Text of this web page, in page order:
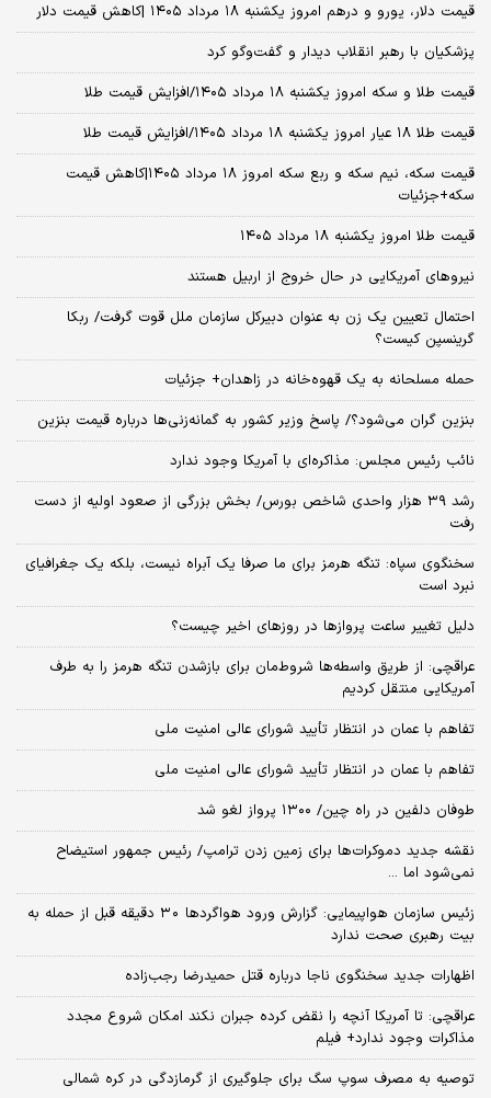
قیمت دلار، یورو و درهم امروز یکشنبه ۱۸ مرداد ۱۴۰۵ |کاهش قیمت دلار
پزشکیان با رهبر انقلاب دیدار و گفت‌وگو کرد
قیمت طلا و سکه امروز یکشنبه ۱۸ مرداد ۱۴۰۵/افزایش قیمت طلا
قیمت طلا ۱۸ عیار امروز یکشنبه ۱۸ مرداد ۱۴۰۵/افزایش قیمت طلا
قیمت سکه، نیم سکه و ربع سکه امروز ۱۸ مرداد ۱۴۰۵|کاهش قیمت
سکه+جزئیات
قیمت طلا امروز یکشنبه ۱۸ مرداد ۱۴۰۵
نیروهای آمریکایی در حال خروج از اربیل هستند
احتمال تعیین یک زن به عنوان دبیرکل سازمان ملل قوت گرفت/ ربکا
گرینسپن کیست؟
حمله مسلحانه به یک قهوه‌خانه در زاهدان+ جزئیات
بنزین گران می‌شود؟/ پاسخ وزیر کشور به گمانه‌زنی‌ها درباره قیمت بنزین
نائب رئیس مجلس: مذاکره‌ای با آمریکا وجود ندارد
رشد ۳۹ هزار واحدی شاخص بورس/ بخش بزرگی از صعود اولیه از دست
رفت
سخنگوی سپاه: تنگه هرمز برای ما صرفا یک آبراه نیست، بلکه یک جغرافیای
نبرد است
دلیل تغییر ساعت پروازها در روزهای اخیر چیست؟
عراقچی: از طریق واسطه‌ها شروط‌مان برای بازشدن تنگه هرمز را به طرف
آمریکایی منتقل کردیم
تفاهم با عمان در انتظار تأیید شورای عالی امنیت ملی
تفاهم با عمان در انتظار تأیید شورای عالی امنیت ملی
طوفان دلفین در راه چین/ ۱۳۰۰ پرواز لغو شد
نقشه جدید دموکرات‌ها برای زمین زدن ترامپ/ رئیس جمهور استیضاح
نمی‌شود اما ...
زئیس سازمان هواپیمایی: گزارش ورود هواگردها ٣٠ دقیقه قبل از حمله به
بیت رهبری صحت ندارد
اظهارات جدید سخنگوی ناجا درباره قتل حمیدرضا رجب‌زاده
عراقچی: تا آمریکا آنچه را نقض کرده جبران نکند امکان شروع مجدد
مذاکرات وجود ندارد+ فیلم
توصیه به مصرف سوپ سگ برای جلوگیری از گرمازدگی در کره شمالی